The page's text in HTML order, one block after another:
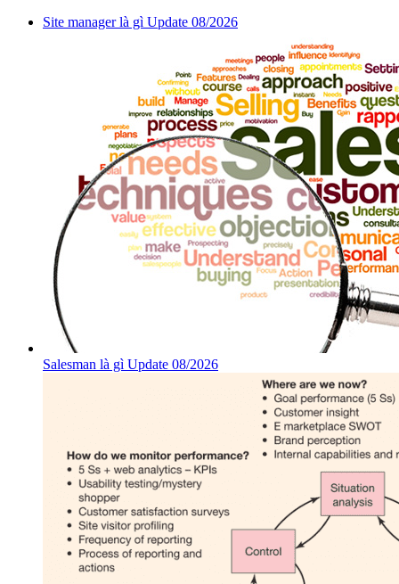
Site manager là gì Update 08/2026
Salesman là gì Update 08/2026